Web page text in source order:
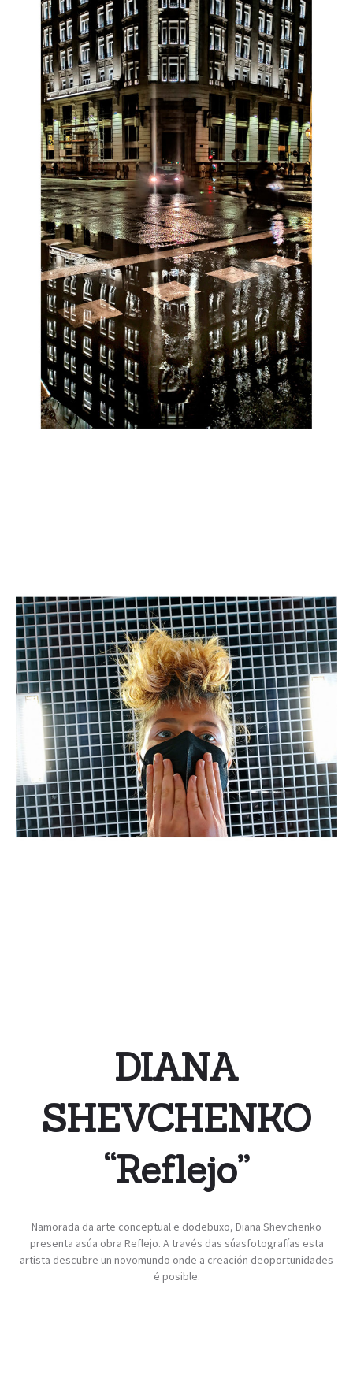
DIANA
SHEVCHENKO
“Reflejo”
Namorada da arte conceptual e dodebuxo, Diana Shevchenko
presenta asúa obra Reflejo. A través das súasfotografías esta
artista descubre un novomundo onde a creación deoportunidades
é posible.